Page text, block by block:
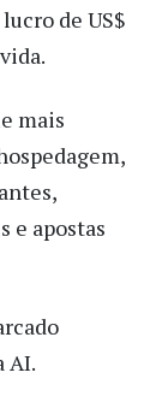
de US$
mais
e apostas
AI.